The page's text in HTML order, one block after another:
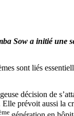
Sow a initié
sont liés
décision de
prévoit aussi